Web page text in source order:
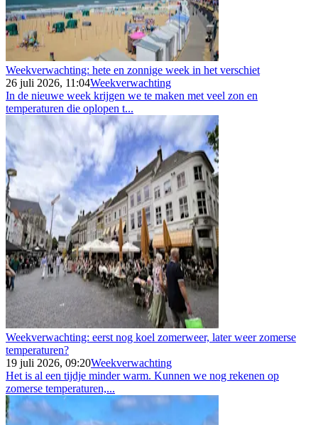
Weekverwachting: hete en zonnige week in het verschiet
26 juli 2026, 11:04Weekverwachting
In de nieuwe week krijgen we te maken met veel zon en
temperaturen die oplopen t...
Weekverwachting: eerst nog koel zomerweer, later weer zomerse
temperaturen?
19 juli 2026, 09:20Weekverwachting
Het is al een tijdje minder warm. Kunnen we nog rekenen op
zomerse temperaturen,...